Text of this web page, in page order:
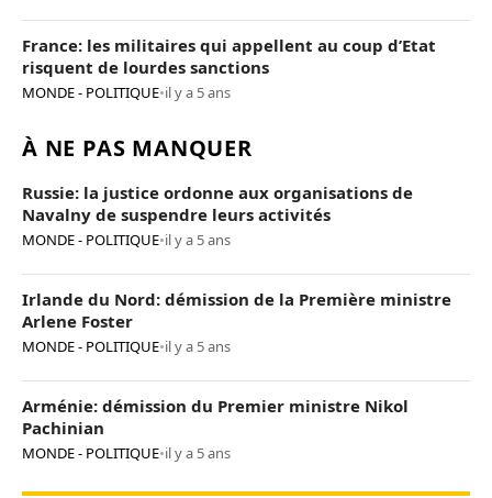
France: les militaires qui appellent au coup d’Etat
risquent de lourdes sanctions
MONDE - POLITIQUE•il y a 5 ans
À NE PAS MANQUER
Russie: la justice ordonne aux organisations de
Navalny de suspendre leurs activités
MONDE - POLITIQUE•il y a 5 ans
Irlande du Nord: démission de la Première ministre
Arlene Foster
MONDE - POLITIQUE•il y a 5 ans
Arménie: démission du Premier ministre Nikol
Pachinian
MONDE - POLITIQUE•il y a 5 ans